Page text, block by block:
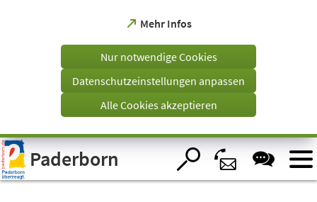
Visuelle
Assistenzsoftware
öffnen.
Mehr Infos
(Öffnet
einem
Tab)
Nur notwendige Cookies
Datenschutzeinstellungen anpassen
Alle Cookies akzeptieren
Paderborn